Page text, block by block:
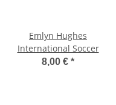
Emlyn Hughes
International Soccer
8,00 € *